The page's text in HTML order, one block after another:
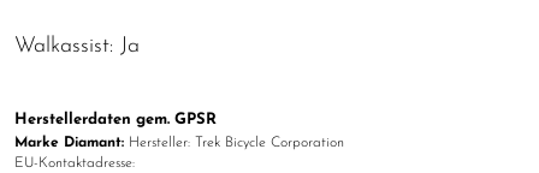
Walkassist: Ja
Herstellerdaten gem. GPSR
Marke Diamant: Hersteller: Trek Bicycle Corporation
EU-Kontaktadresse: